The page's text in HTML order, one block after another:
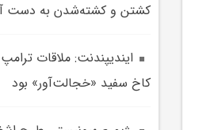
کشتن و کشته‌شدن به دست
اينديپندنت: ملاقات
کاخ سفيد «خجالت‌آور» بود